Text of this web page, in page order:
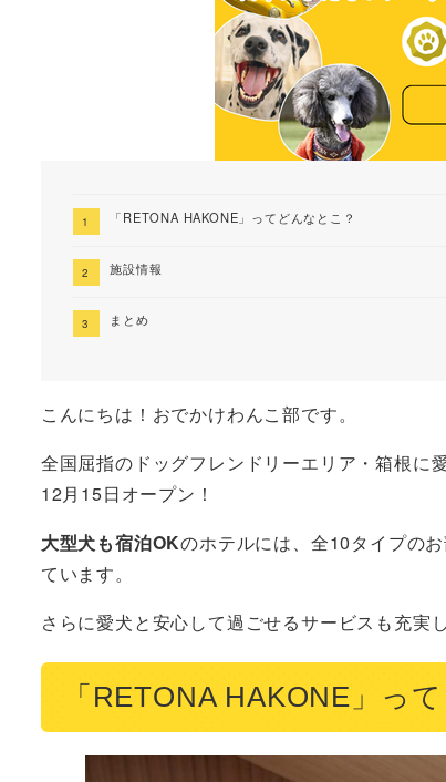
「RETONA HAKONE」ってどんなとこ？
施設情報
まとめ
こんにちは！おでかけわんこ部です。
全国屈指のドッグフレンドリーエリア・箱根に
12月15日オープン！
大型犬も宿泊OKのホテルには、全10タイプの
ています。
さらに愛犬と安心して過ごせるサービスも充実
「RETONA HAKONE」っ